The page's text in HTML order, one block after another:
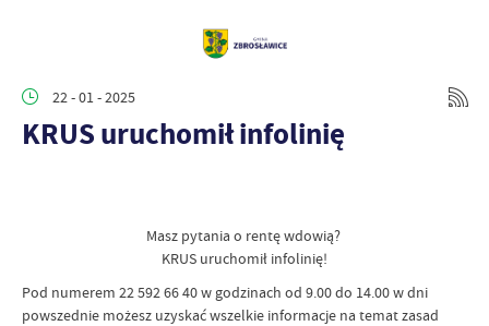
22 - 01 - 2025
KRUS uruchomił infolinię
Masz pytania o rentę wdowią?
KRUS uruchomił infolinię!
Pod numerem 22 592 66 40 w godzinach od 9.00 do 14.00 w dni
powszednie możesz uzyskać wszelkie informacje na temat zasad